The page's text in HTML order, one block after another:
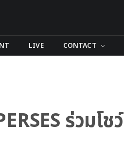
LIVE CONTACT
ร่วมโชว์